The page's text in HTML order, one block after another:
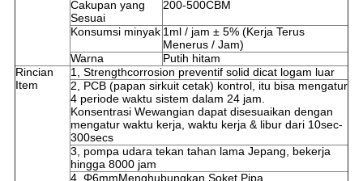
Cakupan yang
Sesuai
200-500CBM
Konsumsi minyak 1ml / jam ± 5% (Kerja Terus
Menerus / Jam)
Warna
Putih hitam
Rincian
Item
1, Strengthcorrosion preventif solid dicat logam luar
2, PCB (papan sirkuit cetak) kontrol, itu bisa mengatur
4 periode waktu sistem dalam 24 jam.
Konsentrasi Wewangian dapat disesuaikan dengan
mengatur waktu kerja, waktu kerja & libur dari 10sec-
300secs
3, pompa udara tekan tahan lama Jepang, bekerja
hingga 8000 jam
4, Φ6mmMenghubungkan Soket Pipa